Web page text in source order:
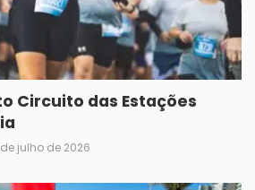
Circuito das Estações
julho de 2026